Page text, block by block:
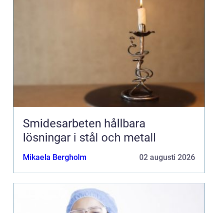
Smidesarbeten hållbara
lösningar i stål och metall
Mikaela Bergholm 02 augusti 2026